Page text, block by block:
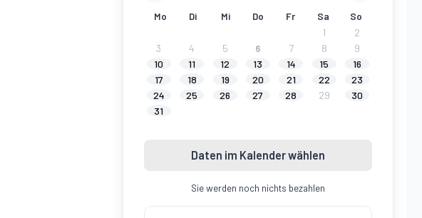
Mo Di Mi Do Fr Sa
So
1
2
3
4 5 6 7 8
9
10
11 12 13 14 15
16
17
18 19 20 21 22
23
24
25 26 27 28 29
30
31
Daten im Kalender wählen
Sie werden noch nichts bezahlen